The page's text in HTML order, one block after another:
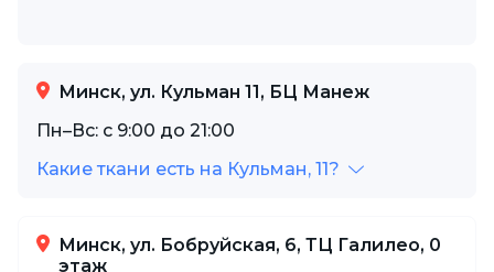
Минск, ул. Кульман 11, БЦ Манеж
Пн–Вс: с 9:00 до 21:00
Какие ткани есть на Кульман, 11?
Минск, ул. Бобруйская, 6, ТЦ Галилео, 0
этаж